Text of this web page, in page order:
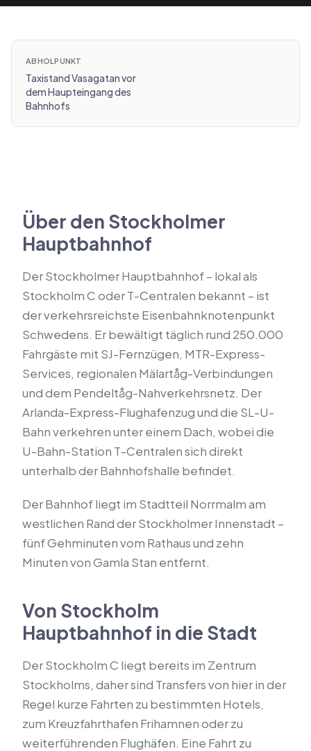
ABHOLPUNKT
Taxistand Vasagatan vor
dem Haupteingang des
Bahnhofs
Über den Stockholmer
Hauptbahnhof
Der Stockholmer Hauptbahnhof – lokal als
Stockholm C oder T-Centralen bekannt – ist
der verkehrsreichste Eisenbahnknotenpunkt
Schwedens. Er bewältigt täglich rund 250.000
Fahrgäste mit SJ-Fernzügen, MTR-Express-
Services, regionalen Mälartåg-Verbindungen
und dem Pendeltåg-Nahverkehrsnetz. Der
Arlanda-Express-Flughafenzug und die SL-U-
Bahn verkehren unter einem Dach, wobei die
U-Bahn-Station T-Centralen sich direkt
unterhalb der Bahnhofshalle befindet.
Der Bahnhof liegt im Stadtteil Norrmalm am
westlichen Rand der Stockholmer Innenstadt –
fünf Gehminuten vom Rathaus und zehn
Minuten von Gamla Stan entfernt.
Von Stockholm
Hauptbahnhof in die Stadt
Der Stockholm C liegt bereits im Zentrum
Stockholms, daher sind Transfers von hier in der
Regel kurze Fahrten zu bestimmten Hotels,
zum Kreuzfahrthafen Frihamnen oder zu
weiterführenden Flughäfen. Eine Fahrt zu